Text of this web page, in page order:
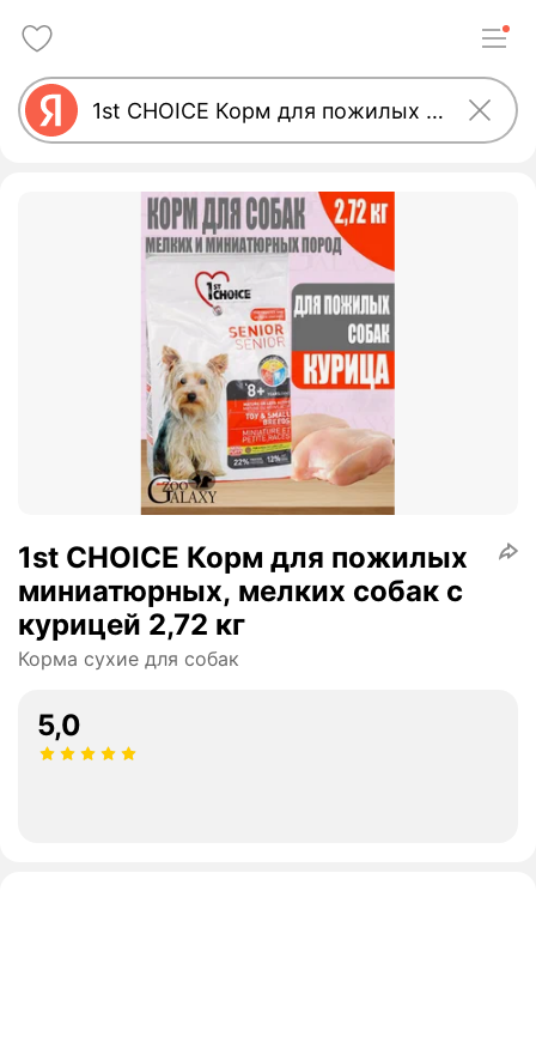
1st CHOICE Корм для пожилых
миниатюрных, мелких собак с
курицей 2,72 кг
Корма сухие для собак
5,0